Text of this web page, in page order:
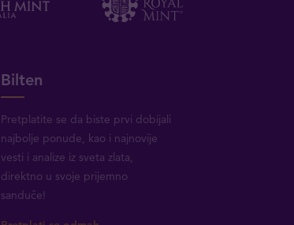
Bilten
Pretplatite se da biste prvi dobijali
najbolje ponude, kao i najnovije
vesti i analize iz sveta zlata,
direktno u svoje prijemno
sanduče!